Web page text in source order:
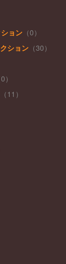
ョン （0）
ション （30）
0）
（11）